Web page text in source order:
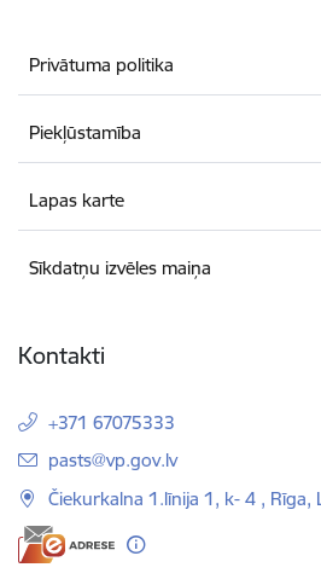
Privātuma politika
Piekļūstamība
Lapas karte
Sīkdatņu izvēles maiņa
Kontakti
+371 67075333
E-pasts:
pasts@vp.gov.lv
Čiekurkalna 1.līnija 1, k- 4 , Rīga,